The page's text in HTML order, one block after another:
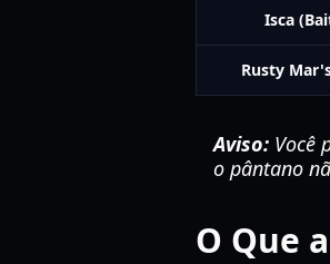
Isca
Rusty
Aviso: Você
o pântano
O Que